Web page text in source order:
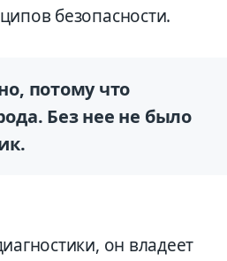
безопасности.
потому что
Без нее не было
он владеет